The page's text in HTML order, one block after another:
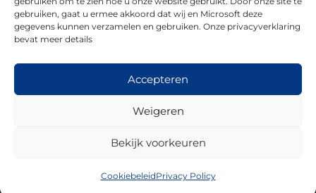
gebruiken, gaat u ermee akkoord dat wij en Microsoft deze
gegevens kunnen verzamelen en gebruiken. Onze privacyverklaring
bevat meer details
Accepteren
Weigeren
Bekijk voorkeuren
CookiebeleidPrivacy Policy
Social
Contact